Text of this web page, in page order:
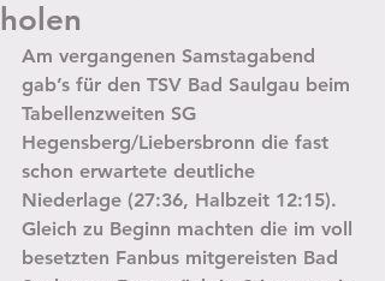
holen
Am vergangenen Samstagabend
gab’s für den TSV Bad Saulgau beim
Tabellenzweiten SG
Hegensberg/Liebersbronn die fast
schon erwartete deutliche
Niederlage (27:36, Halbzeit 12:15).
Gleich zu Beginn machten die im voll
besetzten Fanbus mitgereisten Bad